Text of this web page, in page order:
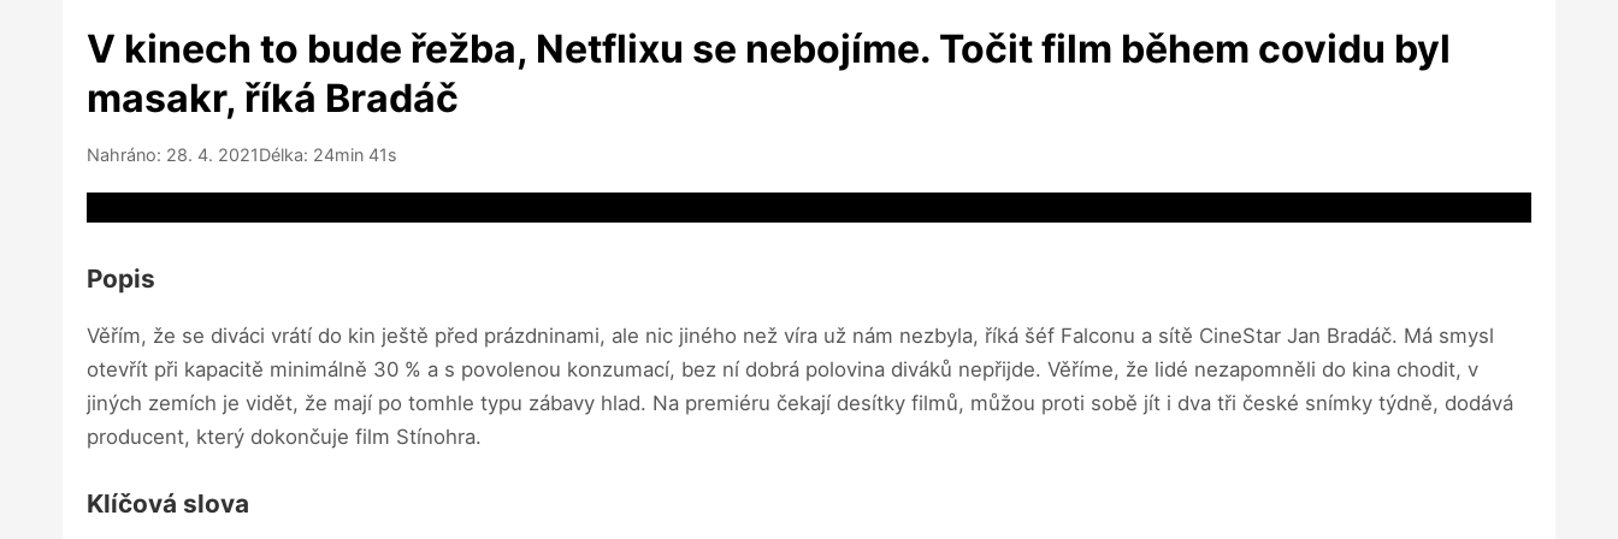
V kinech to bude řežba, Netflixu se nebojíme. Točit film během covidu byl
masakr, říká Bradáč
Nahráno: 28. 4. 2021Délka: 24min 41s
Popis
Věřím, že se diváci vrátí do kin ještě před prázdninami, ale nic jiného než víra už nám nezbyla, říká šéf Falconu a sítě CineStar Jan Bradáč. Má smysl
otevřít při kapacitě minimálně 30 % a s povolenou konzumací, bez ní dobrá polovina diváků nepřijde. Věříme, že lidé nezapomněli do kina chodit, v
jiných zemích je vidět, že mají po tomhle typu zábavy hlad. Na premiéru čekají desítky filmů, můžou proti sobě jít i dva tři české snímky týdně, dodává
producent, který dokončuje film Stínohra.
Klíčová slova